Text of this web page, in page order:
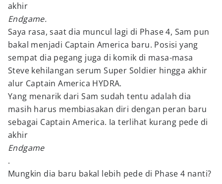
akhir
Endgame.
Saya rasa, saat dia muncul lagi di Phase 4, Sam pun
bakal menjadi Captain America baru. Posisi yang
sempat dia pegang juga di komik di masa-masa
Steve kehilangan serum Super Soldier hingga akhir
alur Captain America HYDRA.
Yang menarik dari Sam sudah tentu adalah dia
masih harus membiasakan diri dengan peran baru
sebagai Captain America. Ia terlihat kurang pede di
akhir
Endgame
.
Mungkin dia baru bakal lebih pede di Phase 4 nanti?